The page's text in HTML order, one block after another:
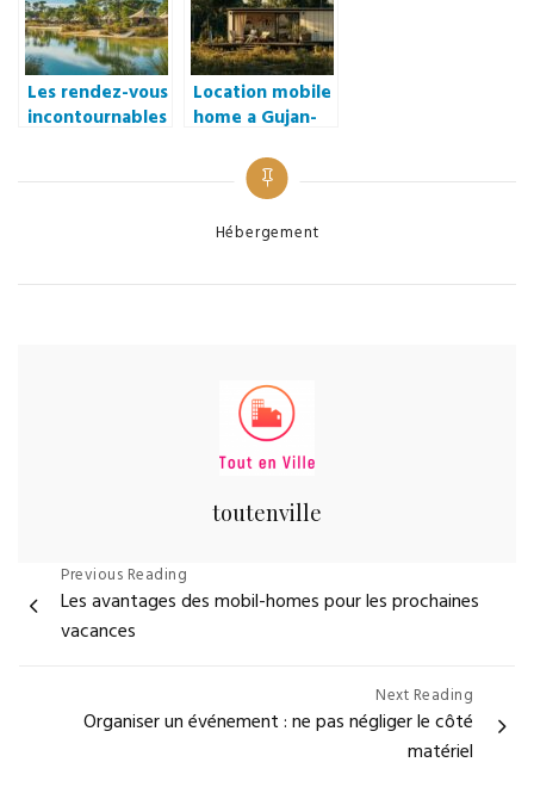
Les rendez-vous
incontournables
piscine
Location mobile
home a Gujan-
cocon climatise
pour des
sereines
Categories
Hébergement
toutenville
Navigation
de
l’article
Previous Reading
Les avantages des mobil-homes pour les prochaines
vacances
Next Reading
Organiser un événement : ne pas négliger le côté
matériel